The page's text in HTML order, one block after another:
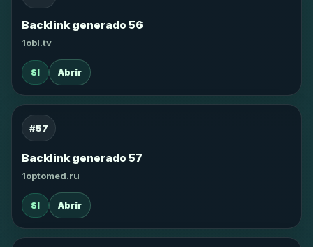
Backlink generado 56
1obl.tv
SI Abrir
#57
Backlink generado 57
1optomed.ru
SI Abrir